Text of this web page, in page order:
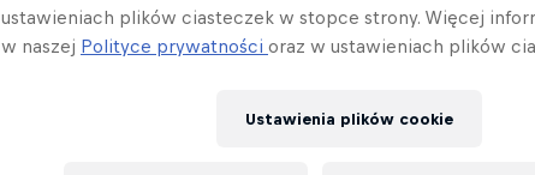
ustawieniach plików ciasteczek w stopce strony. Więcej
w naszej Polityce prywatności oraz w ustawieniach plików
Ustawienia plików cookie